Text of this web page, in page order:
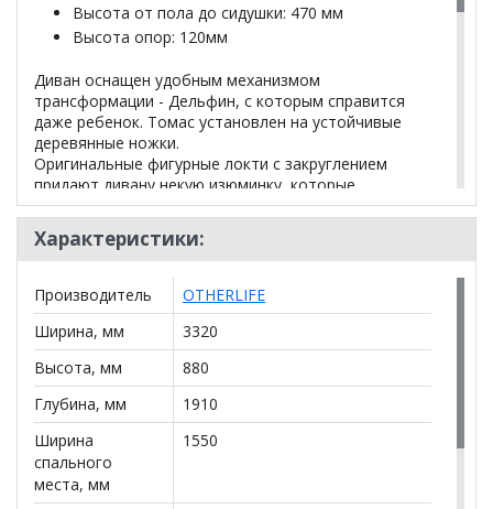
Высота от пола до сидушки: 470 мм
Высота опор: 120мм
Диван оснащен удобным механизмом
трансформации - Дельфин, с которым справится
даже ребенок. Томас установлен на устойчивые
деревянные ножки.
Оригинальные фигурные локти с закруглением
придают дивану некую изюминку, которые
привлекают к себе внимание. Приспинные подушки
дополняют весь образ дивана, и благодаря им
обеспечивают Вашей спине комфорт.
*Дополнительную информацию о том, как купить
Диван модульный Томас с широкими
подлокотниками и пуфом-столикомуточняйте у
нашего менеджера по телефону
**Цены на официальном сайте100диванов.com
действительны только для интернет-магазина
могут отличаться от цен в розничных магазинах-
салонах сети!
Характеристики:
Производитель
OTHERLIFE
Ширина, мм
3320
Высота, мм
880
Глубина, мм
1910
Ширина
спального
места, мм
1550